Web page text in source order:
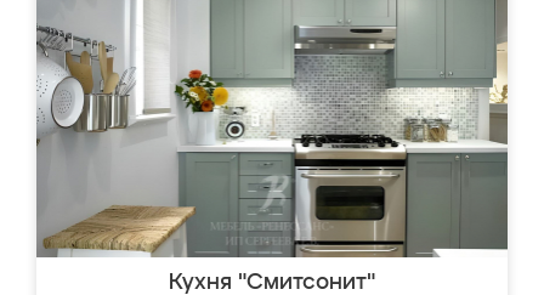
Кухня "Смитсонит"